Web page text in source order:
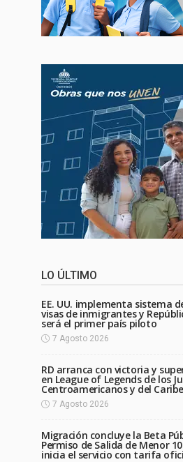
LO ÚLTIMO
EE. UU. implementa sistema
visas de inmigrantes y
será el primer país piloto
7 Agosto 2026
RD arranca con victoria y
en League of Legends de los
Centroamericanos y del Caribe
7 Agosto 2026
Migración concluye la Beta
Permiso de Salida de Menor
inicia el servicio con tarifa